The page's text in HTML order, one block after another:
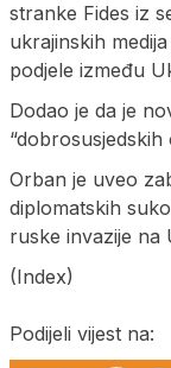
stranke Fides iz
ukrajinskih
podjele između
Dodao je da je
“dobrosusjedskih
Orban je uveo
diplomatskih
ruske invazije na
(Index)
Podijeli vijest na: